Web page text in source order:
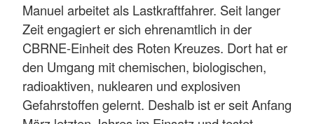
Manuel arbeitet als Lastkraftfahrer. Seit langer
Zeit engagiert er sich ehrenamtlich in der
CBRNE-Einheit des Roten Kreuzes. Dort hat er
den Umgang mit chemischen, biologischen,
radioaktiven, nuklearen und explosiven
Gefahrstoffen gelernt. Deshalb ist er seit Anfang